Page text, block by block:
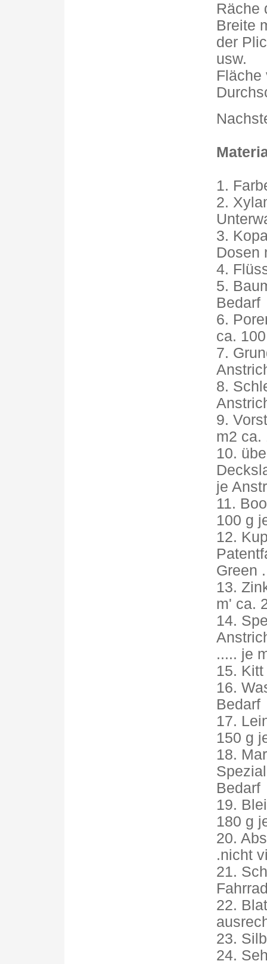
Räche
Breite
der
usw.
Fläche
1.
2.
3.
Dosen
4.
5.
Bedarf
6.
ca.
7.
8.
9.
m2 ca.
10.
je
11.
100 g
12.
Green
13.
m' ca.
14.
..... je
15.
16.
Bedarf
17.
150 g
18.
Bedarf
19.
180 g
20.
.nicht
21.
22.
23.
24.